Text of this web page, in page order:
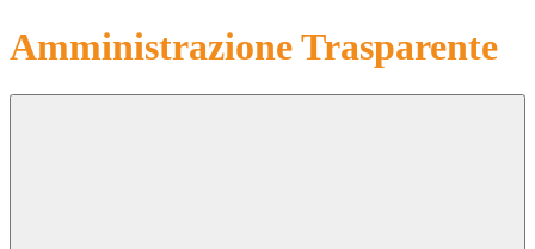
Amministrazione Trasparente